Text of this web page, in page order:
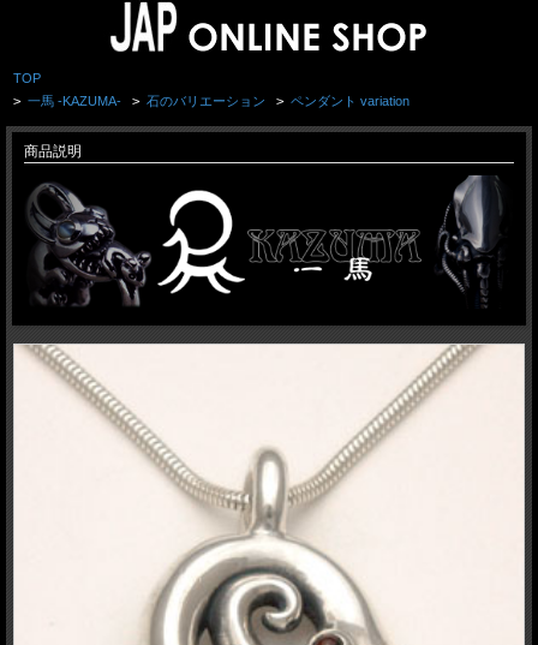
TOP
> 一馬 -KAZUMA- > 石のバリエーション > ペンダント variation
商品説明